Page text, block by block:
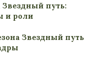
Звездный путь:
и роли
Звездный путь